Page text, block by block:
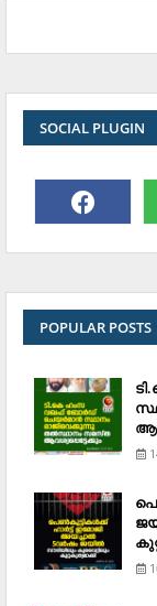
SOCIAL PLUGIN
POPULAR POSTS